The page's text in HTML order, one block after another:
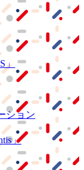
」
ション
」